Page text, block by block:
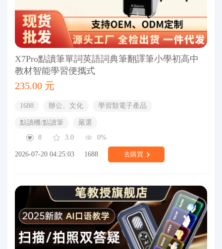
X7Pro點讀筆單詞英語詞典筆翻譯筆小學初高中
教材智能學習便攜式
235.00 元
1688 辦公、文化 學習類電子產品
點讀機/點讀筆
嚴選
8
3.0 0%
2026-07-20 04:25:03 1688 去購買